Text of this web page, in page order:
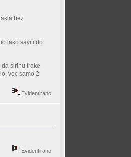
bez
lako saviti do
da sirinu trake
vec samo 2
Evidentirano
Evidentirano